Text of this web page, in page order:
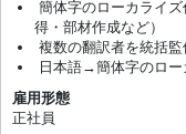
簡体字のローカライ
得・部材作成など）
複数の翻訳者を統括監
日本語→簡体字のロー
雇用形態
正社員